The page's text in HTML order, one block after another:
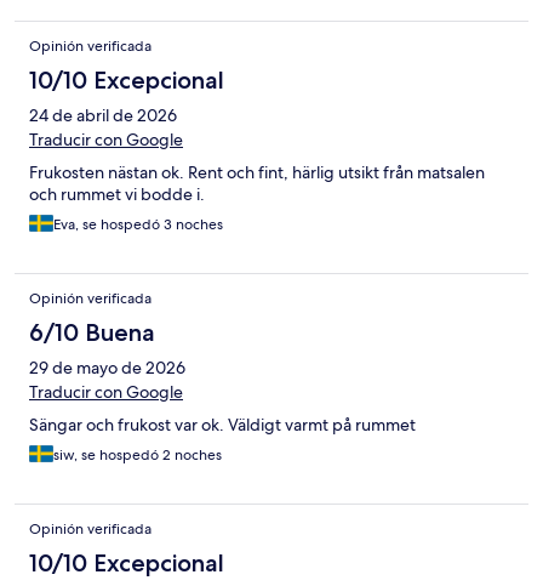
Opinión verificada
10/10 Excepcional
24 de abril de 2026
Traducir con Google
Frukosten nästan ok. Rent och fint, härlig utsikt från matsalen
och rummet vi bodde i.
Eva, se hospedó 3 noches
Opinión verificada
6/10 Buena
29 de mayo de 2026
Traducir con Google
Sängar och frukost var ok. Väldigt varmt på rummet
siw, se hospedó 2 noches
Opinión verificada
10/10 Excepcional